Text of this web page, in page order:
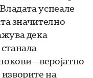
успеале
значително
дека
– веројатно
на